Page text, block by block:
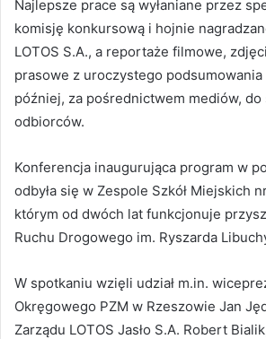
Najlepsze prace są wyłaniane przez
komisję konkursową i hojnie
LOTOS S.A., a reportaże filmowe,
prasowe z uroczystego
później, za pośrednictwem mediów,
odbiorców.
Konferencja inaugurująca program w
odbyła się w Zespole Szkół Miejskich
którym od dwóch lat funkcjonuje
Ruchu Drogowego im. Ryszarda
W spotkaniu wzięli udział m.in.
Okręgowego PZM w Rzeszowie Jan
Zarządu LOTOS Jasło S.A. Robert